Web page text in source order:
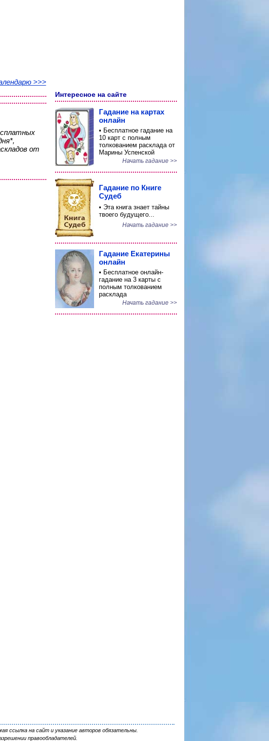
>>>
от
Интересное на сайте
Гадание на картах
онлайн
• Бесплатное гадание на
10 карт с полным
толкованием расклада от
Марины Успенской
Начать гадание >>
Гадание по Книге
Судеб
• Эта книга знает тайны
твоего будущего...
Начать гадание >>
Гадание Екатерины
онлайн
• Бесплатное онлайн-
гадание на 3 карты с
полным толкованием
расклада
Начать гадание >>
ссылка на сайт и указание авторов обязательны.
правообладателей.